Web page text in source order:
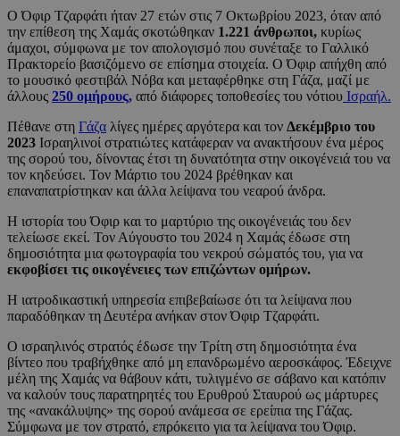
Ο Όφιρ Τζαρφάτι ήταν 27 ετών στις 7 Οκτωβρίου 2023, όταν από
την επίθεση της Χαμάς σκοτώθηκαν 1.221 άνθρωποι, κυρίως
άμαχοι, σύμφωνα με τον απολογισμό που συνέταξε το Γαλλικό
Πρακτορείο βασιζόμενο σε επίσημα στοιχεία. Ο Όφιρ απήχθη από
το μουσικό φεστιβάλ Νόβα και μεταφέρθηκε στη Γάζα, μαζί με
άλλους 250 ομήρους, από διάφορες τοποθεσίες του νότιου Ισραήλ.
Πέθανε στη Γάζα λίγες ημέρες αργότερα και τον Δεκέμβριο του
2023 Ισραηλινοί στρατιώτες κατάφεραν να ανακτήσουν ένα μέρος
της σορού του, δίνοντας έτσι τη δυνατότητα στην οικογένειά του να
τον κηδεύσει. Τον Μάρτιο του 2024 βρέθηκαν και
επαναπατρίστηκαν και άλλα λείψανα του νεαρού άνδρα.
Η ιστορία του Όφιρ και το μαρτύριο της οικογένειάς του δεν
τελείωσε εκεί. Τον Αύγουστο του 2024 η Χαμάς έδωσε στη
δημοσιότητα μια φωτογραφία του νεκρού σώματός του, για να
εκφοβίσει τις οικογένειες των επιζώντων ομήρων.
Η ιατροδικαστική υπηρεσία επιβεβαίωσε ότι τα λείψανα που
παραδόθηκαν τη Δευτέρα ανήκαν στον Όφιρ Τζαρφάτι.
Ο ισραηλινός στρατός έδωσε την Τρίτη στη δημοσιότητα ένα
βίντεο που τραβήχθηκε από μη επανδρωμένο αεροσκάφος. Έδειχνε
μέλη της Χαμάς να θάβουν κάτι, τυλιγμένο σε σάβανο και κατόπιν
να καλούν τους παρατηρητές του Ερυθρού Σταυρού ως μάρτυρες
της «ανακάλυψης» της σορού ανάμεσα σε ερείπια της Γάζας.
Σύμφωνα με τον στρατό, επρόκειτο για τα λείψανα του Όφιρ.